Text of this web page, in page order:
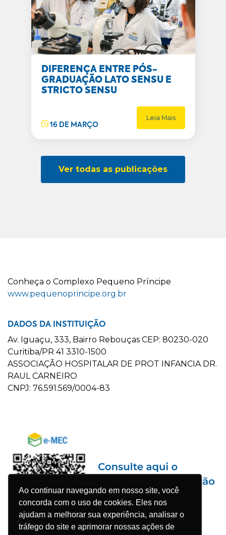
Ao continuar navegando em nosso site, você
concorda com o uso de cookies. Eles nos
ajudam a melhorar sua experiência, analisar o
tráfego do site e aprimorar nossas ações de
DIFERENÇA ENTRE PÓS-
GRADUAÇÃO LATO SENSU E
STRICTO SENSU
16 DE MARÇO
Leia Mais
Ver todas as publicações
Conheça o Complexo Pequeno Príncipe
www.pequenoprincipe.org.br
DADOS DA INSTITUIÇÃO
Av. Iguaçu, 333, Bairro Rebouças CEP: 80230-020
Curitiba/PR 41 3310-1500
ASSOCIAÇÃO HOSPITALAR DE PROT INFANCIA DR.
RAUL CARNEIRO
CNPJ: 76.591.569/0004-83